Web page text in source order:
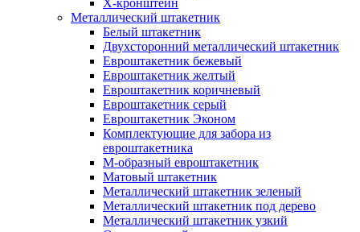
Металлический штакетник
Белый штакетник
Двухсторонний металлический штакетник
Евроштакетник бежевый
Евроштакетник желтый
Евроштакетник коричневый
Евроштакетник серый
Евроштакетник Эконом
Комплектующие для забора из
евроштакетника
М-образный евроштакетник
Матовый штакетник
Металлический штакетник зеленый
Металлический штакетник под дерево
Металлический штакетник узкий